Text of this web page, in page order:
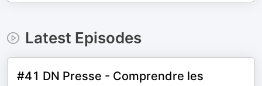
Latest Episodes
#41 DN Presse - Comprendre les